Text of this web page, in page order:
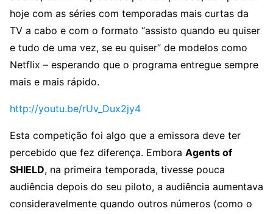
hoje com as séries com temporadas mais curtas da
TV a cabo e com o formato “assisto quando eu quiser
e tudo de uma vez, se eu quiser” de modelos como
Netflix – esperando que o programa entregue sempre
mais e mais rápido.
http://youtu.be/rUv_Dux2jy4
Esta competição foi algo que a emissora deve ter
percebido que fez diferença. Embora Agents of
SHIELD, na primeira temporada, tivesse pouca
audiência depois do seu piloto, a audiência aumentava
consideravelmente quando outros números (como o